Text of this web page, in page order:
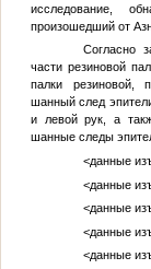
исследование,
произошедший от
Согласно
части резиновой
палки резиновой,
шанный след
и левой рук, а
шанные следы
<данные
<данные
<данные
<данные
<данные